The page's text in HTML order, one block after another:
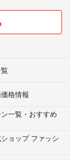
格情報
一覧・おすすめ
ョップ ファッシ